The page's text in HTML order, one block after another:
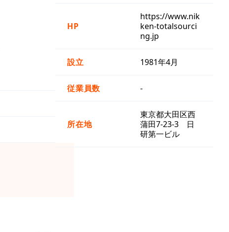
HP
https://www.nik
ken-totalsourci
ng.jp
設立 1981年4月
従業員数 -
所在地
東京都大田区西
蒲田7-23-3 日
研第一ビル